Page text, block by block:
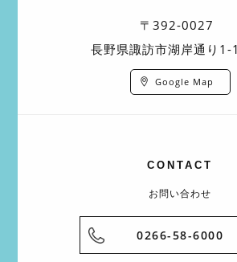
〒392-0027
長野県諏訪市湖岸通り
Google Map
CONTACT
お問い合わせ
0266-58-6000